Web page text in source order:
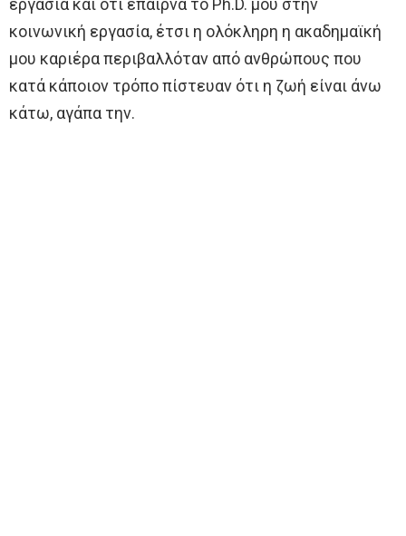
κοινωνική εργασία, έτσι η ολόκληρη η ακαδημαϊκή
μου καριέρα περιβαλλόταν από ανθρώπους που
κατά κάποιον τρόπο πίστευαν ότι η ζωή είναι άνω
κάτω, αγάπα την.